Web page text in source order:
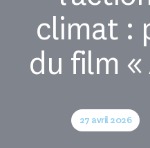
climat :
du film «
27 avril 2026